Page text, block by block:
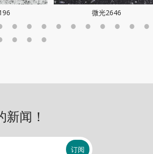
微光2646
闻！
订阅